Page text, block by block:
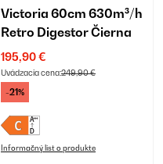
Victoria 60cm 630m³/h
Retro Digestor Čierna
195,90 €
Uvádzacia cena:249,90 €
-21%
Informačný list o produkte